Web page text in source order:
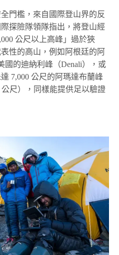
門檻，來自國際登山界的反
探險隊領隊指出，將登山經
公尺以上高峰」過於狹
性的高山，例如阿根廷的阿
國的迪納利峰（Denali），或
7,000 公尺的阿瑪達布蘭峰
公尺），同樣能提供足以驗證